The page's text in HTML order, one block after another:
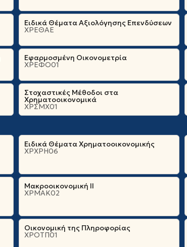
Ειδικά Θέματα Αξιολόγησης Επενδύσεων
ΧΡΕΘΑΕ
Εφαρμοσμένη Οικονομετρία
ΧΡΕΦΟ01
Στοχαστικές Μέθοδοι στα
Χρηματοοικονομικά
ΧΡΣΜΧ01
Ειδικά Θέματα Χρηματοοικονομικής
ΧΡΧΡΗ06
Μακροοικονομική ΙΙ
ΧΡΜΑΚ02
Οικονομική της Πληροφορίας
ΧΡΟΤΠ01